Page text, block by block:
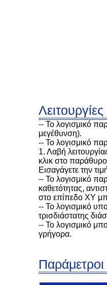
-- Το λογισμικό
μεγέθυνση).
-- Το λογισμικό
1. Λαβή
κλικ στο
Εισαγάγετε την
-- Το λογισμικό
καθετότητας,
στο επίπεδο XY
-- Το λογισμικό
τρισδιάστατης
-- Το λογισμικό
γρήγορα.
Παράμετροι